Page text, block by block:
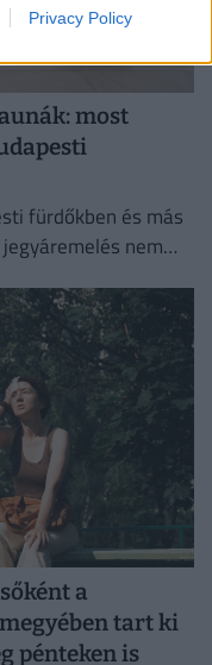
Privacy Policy
most
fürdőkben és más
nem
a
tart ki
pénteken is